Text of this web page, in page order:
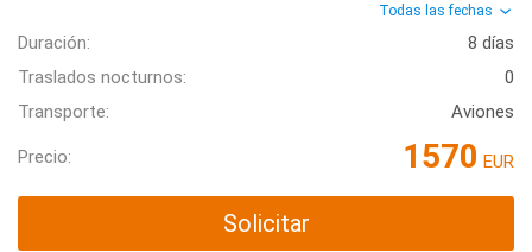
Todas las fechas
Duración:
8 días
Traslados nocturnos:
0
Transporte:
Aviones
Precio: 1570 EUR
Solicitar